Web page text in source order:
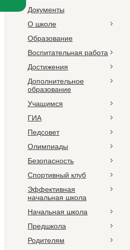
Документы
О школе
Образование
Воспитательная работа
Достижения
Дополнительное
образование
Учащимся
ГИА
Педсовет
Олимпиады
Безопасность
Спортивный клуб
Эффективная
начальная школа
Начальная школа
Предшкола
Родителям